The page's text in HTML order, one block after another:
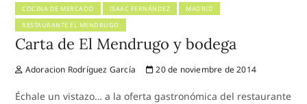
COCINA DE MERCADO ISAAC FERNÁNDEZ
MADRID
RESTAURANTE EL MENDRUGO
Carta de El Mendrugo y bodega
Adoracion Rodríguez García 20 de noviembre de 2014
Échale un vistazo… a la oferta gastronómica del restaurante